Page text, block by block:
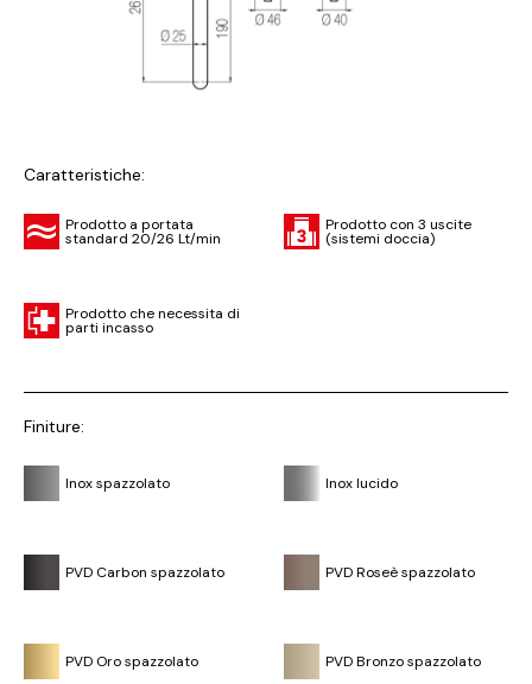
Caratteristiche:
Prodotto a portata
standard 20/26 Lt/min
Prodotto con 3 uscite
(sistemi doccia)
Prodotto che necessita di
parti incasso
Finiture:
Inox spazzolato Inox lucido
PVD Carbon spazzolato PVD Roseè spazzolato
PVD Oro spazzolato PVD Bronzo spazzolato